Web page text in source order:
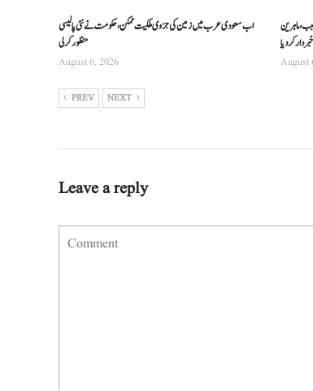
اب سعودی عرب میں زمین کی جزوی ملکیت ممکن، حکومت نے نئی پالیسی
منظور کرلی
August 6, 2026
ماہرین
کر دیا
August
PREV NEXT
Leave a reply